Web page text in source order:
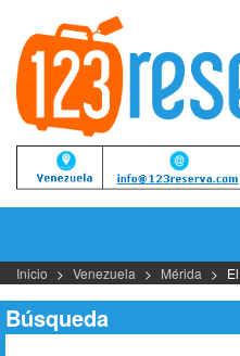
Inicio Venezuela Mérida
Búsqueda